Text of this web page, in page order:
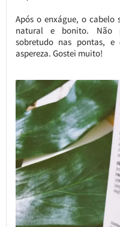
Após o enxágue, o cabelo
natural e bonito. Não
sobretudo nas pontas,
aspereza. Gostei muito!